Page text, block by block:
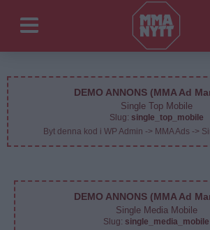
DEMO ANNONS (MMA Ad
Single Top Mobile
Slug: single_top_mobile
Byt denna kod i WP Admin -> MMA Ads ->
DEMO ANNONS (MMA Ad
Single Media Mobile
Slug: single_media_mobile